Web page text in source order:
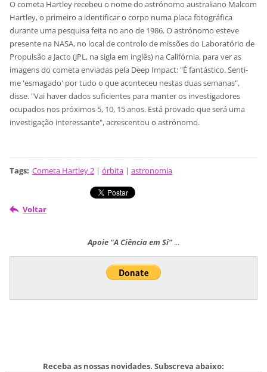
O cometa Hartley recebeu o nome do astrónomo australiano Malcom
Hartley, o primeiro a identificar o corpo numa placa fotográfica
durante uma pesquisa feita no ano de 1986. O astrónomo esteve
presente na NASA, no local de controlo de missões do Laboratório de
Propulsão a Jacto (JPL, na sigla em inglês) na Califórnia, para ver as
imagens do cometa enviadas pela Deep Impact: "É fantástico. Senti-
me 'esmagado' por tudo o que aconteceu nestas duas semanas",
disse. "Vai haver dados suficientes para manter os investigadores
ocupados nos próximos 5, 10, 15 anos. Está provado que será uma
investigação interessante", acrescentou o astrónomo.
Tags: Cometa Hartley 2 | órbita | astronomia
Voltar
Apoie "A Ciência em Si" ...
Receba as nossas novidades. Subscreva abaixo: